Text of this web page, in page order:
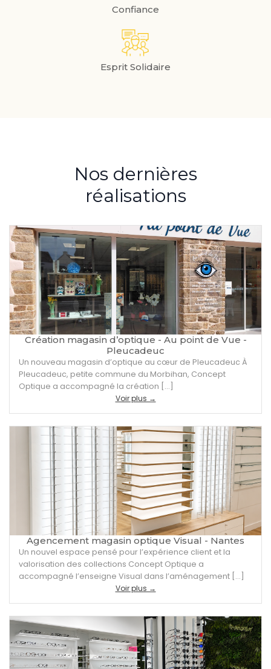
Confiance
Esprit Solidaire
Nos dernières
réalisations
Création magasin d’optique - Au point de Vue -
Pleucadeuc
Un nouveau magasin d’optique au cœur de Pleucadeuc À
Pleucadeuc, petite commune du Morbihan, Concept
Optique a accompagné la création […]
Voir plus →
Agencement magasin optique Visual - Nantes
Un nouvel espace pensé pour l’expérience client et la
valorisation des collections Concept Optique a
accompagné l’enseigne Visual dans l’aménagement […]
Voir plus →